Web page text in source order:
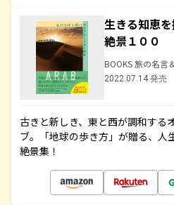
生きる知恵
絶景１００
BOOKS 旅の名言
2022.07.14 発売
古きと新しき、東と西が調和する
ブ。「地球の歩き方」が贈る、人
絶景集！